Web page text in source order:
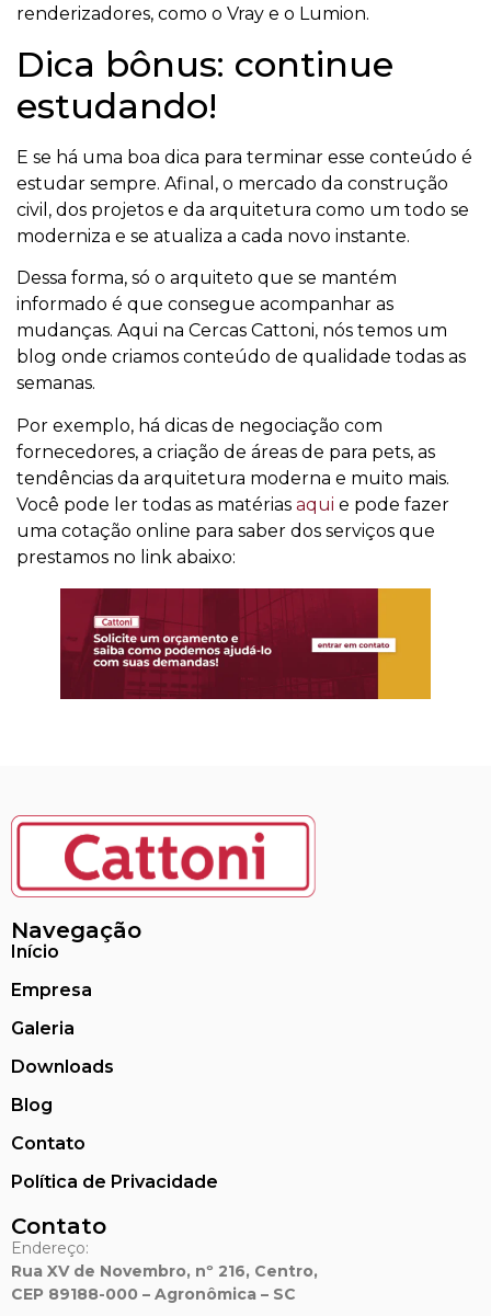
renderizadores, como o Vray e o Lumion.
Dica bônus: continue
estudando!
E se há uma boa dica para terminar esse conteúdo é
estudar sempre. Afinal, o mercado da construção
civil, dos projetos e da arquitetura como um todo se
moderniza e se atualiza a cada novo instante.
Dessa forma, só o arquiteto que se mantém
informado é que consegue acompanhar as
mudanças. Aqui na Cercas Cattoni, nós temos um
blog onde criamos conteúdo de qualidade todas as
semanas.
Por exemplo, há dicas de negociação com
fornecedores, a criação de áreas de para pets, as
tendências da arquitetura moderna e muito mais.
Você pode ler todas as matérias aqui e pode fazer
uma cotação online para saber dos serviços que
prestamos no link abaixo:
Navegação
Início
Empresa
Galeria
Downloads
Blog
Contato
Política de Privacidade
Contato
Endereço:
Rua XV de Novembro, nº 216, Centro,
CEP 89188-000 – Agronômica – SC